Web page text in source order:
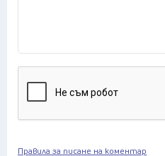
Правила за писане на коментар